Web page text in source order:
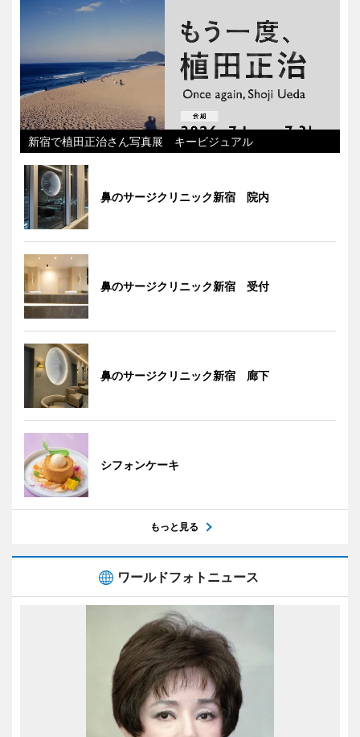
新宿で植田正治さん写真展 キービジュアル
鼻のサージクリニック新宿 院内
鼻のサージクリニック新宿 受付
鼻のサージクリニック新宿 廊下
シフォンケーキ
もっと見る
ワールドフォトニュース